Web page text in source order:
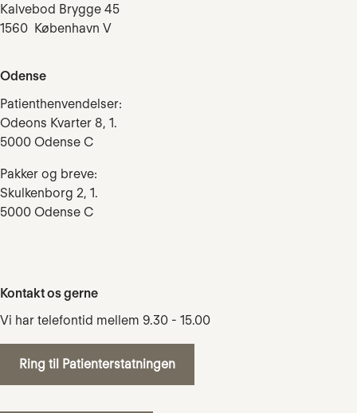
Kalvebod Brygge 45
1560 København V
Odense
Patienthenvendelser:
Odeons Kvarter 8, 1.
5000 Odense C
Pakker og breve:
Skulkenborg 2, 1.
5000 Odense C
Kontakt os gerne
Vi har telefontid mellem 9.30 - 15.00
Ring til Patienterstatningen